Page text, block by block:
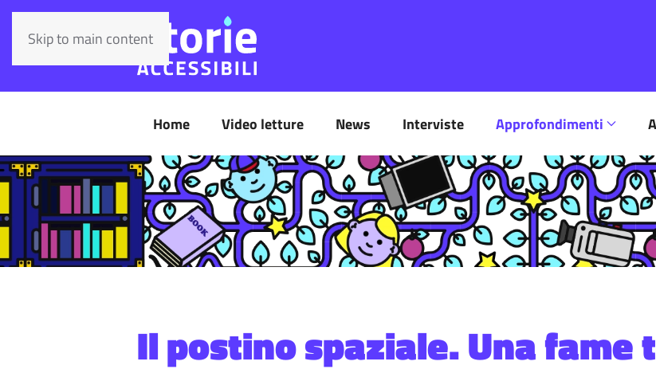
Skip to main content
Home Video letture News Interviste Approfondimenti
Il postino spaziale. Una